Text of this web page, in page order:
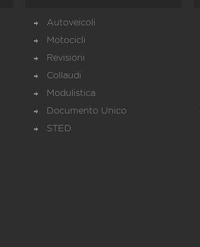
Autoveicoli
Motocicli
Revisioni
Collaudi
Modulistica
Documento Unico
STED